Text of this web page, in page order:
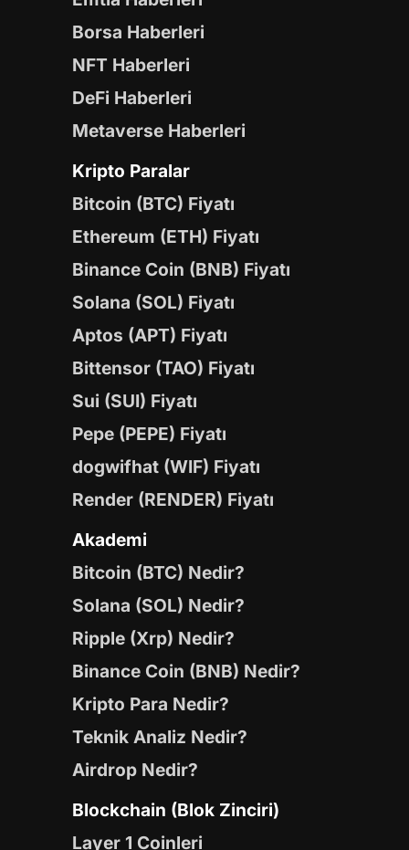
Borsa Haberleri
NFT Haberleri
DeFi Haberleri
Metaverse Haberleri
Kripto Paralar
Bitcoin (BTC) Fiyatı
Ethereum (ETH) Fiyatı
Binance Coin (BNB) Fiyatı
Solana (SOL) Fiyatı
Aptos (APT) Fiyatı
Bittensor (TAO) Fiyatı
Sui (SUI) Fiyatı
Pepe (PEPE) Fiyatı
dogwifhat (WIF) Fiyatı
Render (RENDER) Fiyatı
Akademi
Bitcoin (BTC) Nedir?
Solana (SOL) Nedir?
Ripple (Xrp) Nedir?
Binance Coin (BNB) Nedir?
Kripto Para Nedir?
Teknik Analiz Nedir?
Airdrop Nedir?
Blockchain (Blok Zinciri)
Layer 1 Coinleri